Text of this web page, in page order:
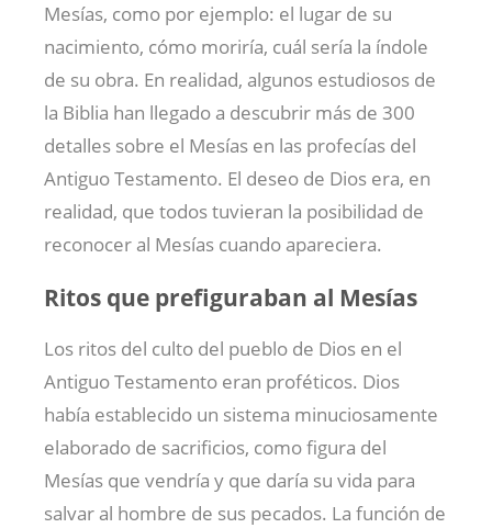
Mesías, como por ejemplo: el lugar de su
nacimiento, cómo moriría, cuál sería la índole
de su obra. En realidad, algunos estudiosos de
la Biblia han llegado a descubrir más de 300
detalles sobre el Mesías en las profecías del
Antiguo Testamento. El deseo de Dios era, en
realidad, que todos tuvieran la posibilidad de
reconocer al Mesías cuando apareciera.
Ritos que prefiguraban al Mesías
Los ritos del culto del pueblo de Dios en el
Antiguo Testamento eran proféticos. Dios
había establecido un sistema minuciosamente
elaborado de sacrificios, como figura del
Mesías que vendría y que daría su vida para
salvar al hombre de sus pecados. La función de